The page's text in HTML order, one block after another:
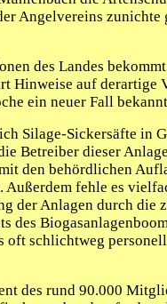
Angelvereins zunichte
des Landes
Hinweise auf derartige
ein neuer Fall
Silage-Sickersäfte in
Betreiber dieser
den behördlichen
Außerdem fehle es
der Anlagen durch die
des
oft schlichtweg
des rund 90.000